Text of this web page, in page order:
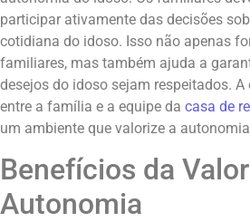
participar ativamente das decisões
cotidiana do idoso. Isso não apenas
familiares, mas também ajuda a
desejos do idoso sejam respeitados.
entre a família e a equipe da casa de
um ambiente que valorize a
Benefícios da
Autonomia